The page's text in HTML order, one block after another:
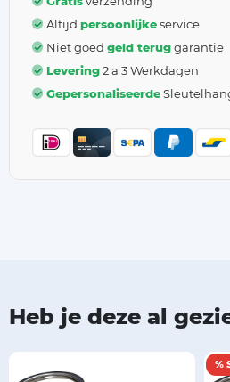
Altijd persoonlijkeservice
Niet goed geld teruggarantie
Levering2 a 3 Werkdagen
Gepersonaliseerde
Heb je deze al
%